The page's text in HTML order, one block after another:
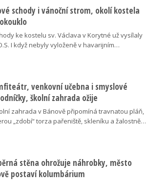
schody i vánoční strom, okolí kostela
ke kostelu sv. Václava v Korytné už vysílaly
I když nebyly vyloženě v havarijním…
venkovní učebna i smyslové
školní zahrada ožije
zahrada v Bánově připomíná travnatou pláň,
„zdobí“ torza pařeniště, skleníku a žalostně…
stěna ohrožuje náhrobky, město
postaví kolumbárium